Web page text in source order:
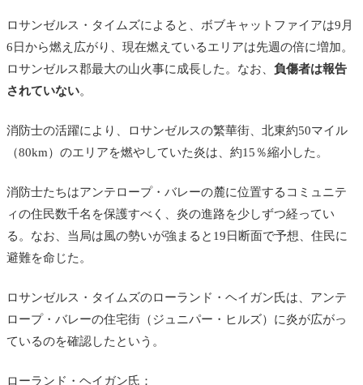
ロサンゼルス・タイムズによると、ボブキャットファイアは9月
6日から燃え広がり、現在燃えているエリアは先週の倍に増加。
ロサンゼルス郡最大の山火事に成長した。なお、 負傷者は報告
されていない。
消防士の活躍により、ロサンゼルスの繁華街、北東約50マイル
（80km）のエリアを燃やしていた炎は、約15％縮小した。
消防士たちはアンテロープ・バレーの麓に位置するコミュニテ
ィの住民数千名を保護すべく、炎の進路を少しずつ経ってい
る。なお、当局は風の勢いが強まると19日断面で予想、住民に
避難を命じた。
ロサンゼルス・タイムズのローランド・ヘイガン氏は、アンテ
ロープ・バレーの住宅街（ジュニパー・ヒルズ）に炎が広がっ
ているのを確認したという。
ローランド・ヘイガン氏：